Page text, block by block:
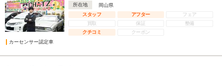
所在地
岡山県
スタッフ
アフター
フェア
買取
保証
整備
クチコミ
クーポン
カーセンサー認定車